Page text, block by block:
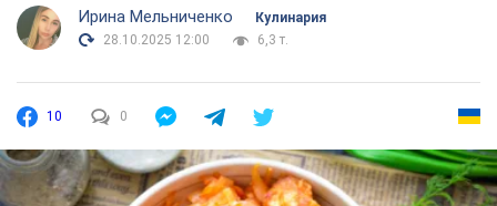
Ирина Мельниченко
Кулинария
28.10.2025 12:00
6,3 т.
10 0